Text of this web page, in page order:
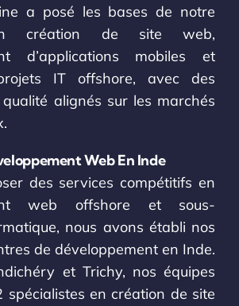
a posé les bases de notre
création de site web,
d’applications mobiles et
IT offshore, avec des
alignés sur les marchés
Web En Inde
des services compétitifs en
web offshore et sous-
nous avons établi nos
de développement en Inde.
et Trichy, nos équipes
spécialistes en création de site